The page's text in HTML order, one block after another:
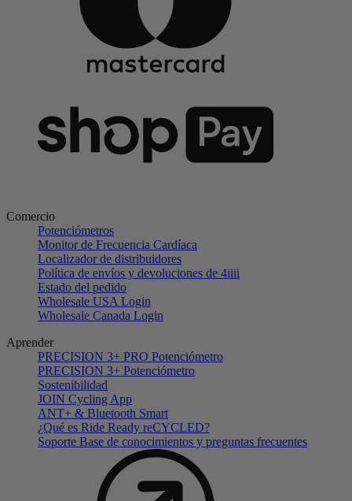
Comercio
Potenciómetros
Monitor de Frecuencia Cardíaca
Localizador de distribuidores
Política de envíos y devoluciones de 4iiii
Estado del pedido
Wholesale USA Login
Wholesale Canada Login
Aprender
PRECISION 3+ PRO Potenciómetro
PRECISION 3+ Potenciómetro
Sostenibilidad
JOIN Cycling App
ANT+ & Bluetooth Smart
¿Qué es Ride Ready reCYCLED?
Soporte Base de conocimientos y preguntas frecuentes